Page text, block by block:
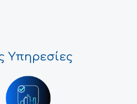
Υπηρεσίες